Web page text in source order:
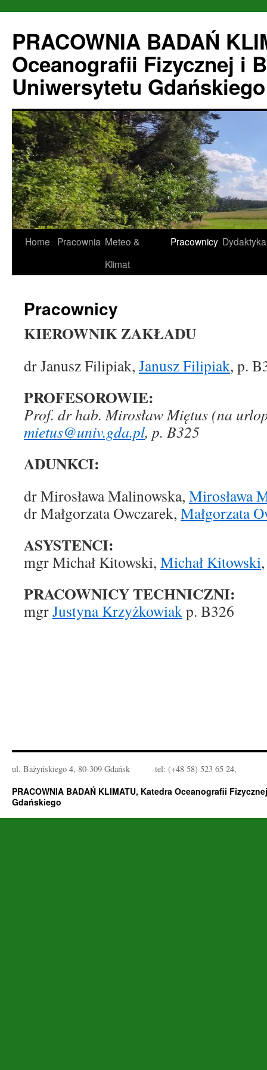
treści
PRACOWNIA BADAŃ
Oceanografii Fizycznej i
Uniwersytetu Gdańskiego
Home Pracownia Meteo &
Klimat
Pracownicy Dydaktyka
Pracownicy
KIEROWNIK ZAKŁADU
dr Janusz Filipiak, Janusz Filipiak, p.
PROFESOROWIE:
Prof. dr hab. Mirosław Miętus (na
mietus@univ.gda.pl, p. B325
ADUNKCI:
dr Mirosława Malinowska, Mirosława
dr Małgorzata Owczarek, Małgorzata
ASYSTENCI:
mgr Michał Kitowski, Michał Kitowski
PRACOWNICY TECHNICZNI:
mgrJustyna Krzyżkowiakp. B326
ul. Bażyńskiego 4, 80-309 Gdańsk tel: (+48 58) 523 65 24,
PRACOWNIA BADAŃ KLIMATU, Katedra Oceanografii
Gdańskiego